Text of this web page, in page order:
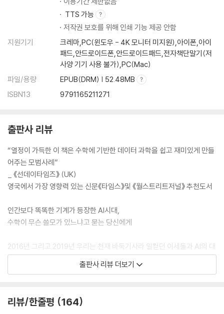
TTS 가능
저작권 보호를 위해 인쇄 기능 제공 안함
지원기기
크레마,PC(윈도우 - 4K 모니터 미지원),아이폰,아이
패드,안드로이드폰,안드로이드패드,전자책단말기(저
사양 기기 사용 불가),PC(Mac)
파일/용량
EPUB(DRM) | 52.48MB
ISBN13
9791165211271
출판사 리뷰
“열정이 가득한 이 책은 수학에 기반한 데이터 과학을 쉽고 재미있게 만들
어주는 모범사례”
_ 《선데이타임즈》 (UK)
영국에서 가장 영향력 있는 신문《타임스》및 《월스트리트저널》 추천도서
인간보다 똑똑한 기계가 등장한 AI시대,
수학이 무슨 쓸모가 있느냐고 묻는 당신에게
2016년 그리고 2019년 우리는 천재 바둑기사라 일컫던 이세돌과 AI의 대
결을 보며 좌절을 맛보았다. 그리고 수많은 사람이 말한다. 곧 기계가 사람
의 자리를 대신할 것이라고. 실제로 편견을 가진데다 계산 능력에도 한계
똑똑해지고 있다. 그렇다면 인간은 쓸모없어지는 것일까?
출판사 리뷰 더보기
리뷰/한줄평 164